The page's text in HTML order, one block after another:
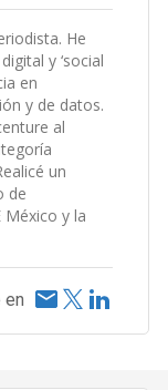
He
y ‘social
en
y de datos.
al
un
de
México y la
en